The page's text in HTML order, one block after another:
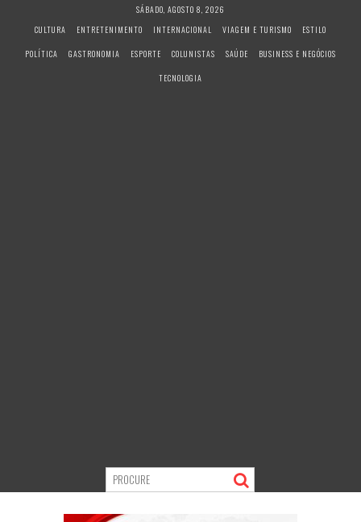
SÁBADO, AGOSTO 8, 2026
CULTURA
ENTRETENIMENTO INTERNACIONAL VIAGEM E TURISMO
ESTILO
POLÍTICA
GASTRONOMIA ESPORTE COLUNISTAS SAÚDE
BUSINESS E NEGÓCIOS
TECNOLOGIA